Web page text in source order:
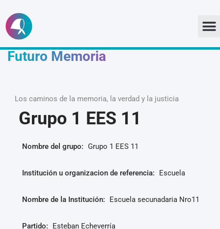
Ir
al
contenido
Futuro Memoria
Los caminos de la memoria, la verdad y la justicia
Grupo 1 EES 11
Nombre del grupo: Grupo 1 EES 11
Institución u organizacion de referencia: Escuela
Nombre de la Institución: Escuela secunadaria Nro11
Partido: Esteban Echeverría